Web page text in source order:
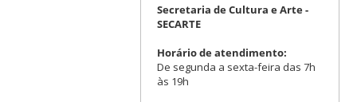
Secretaria de Cultura e Arte -
SECARTE
Horário de atendimento:
De segunda a sexta-feira das 7h
às 19h